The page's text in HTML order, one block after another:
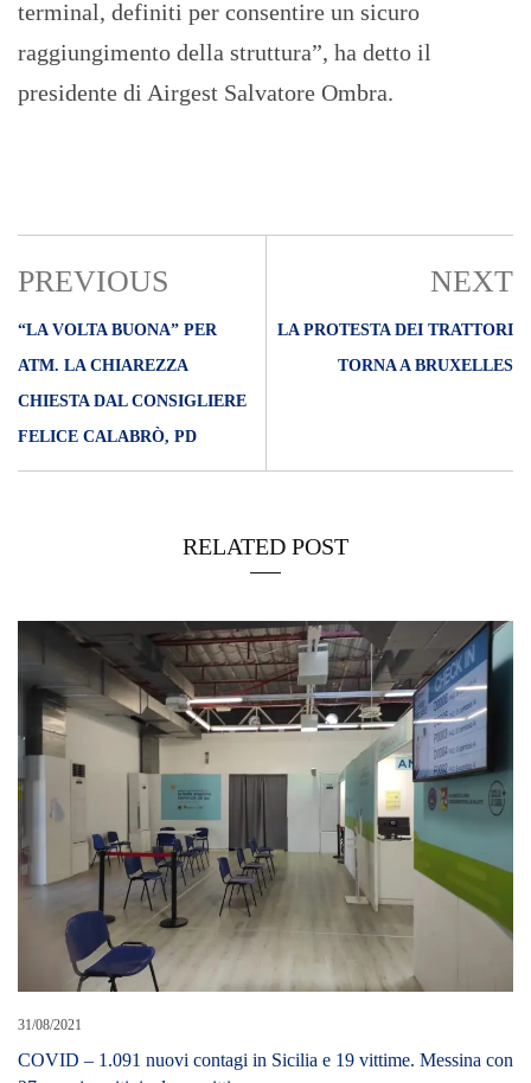
terminal, definiti per consentire un sicuro
raggiungimento della struttura”, ha detto il
presidente di Airgest Salvatore Ombra.
PREVIOUS
“LA VOLTA BUONA” PER
ATM. LA CHIAREZZA
CHIESTA DAL CONSIGLIERE
FELICE CALABRÒ, PD
NEXT
LA PROTESTA DEI TRATTORI
TORNA A BRUXELLES
RELATED POST
31/08/2021
COVID – 1.091 nuovi contagi in Sicilia e 19 vittime. Messina con